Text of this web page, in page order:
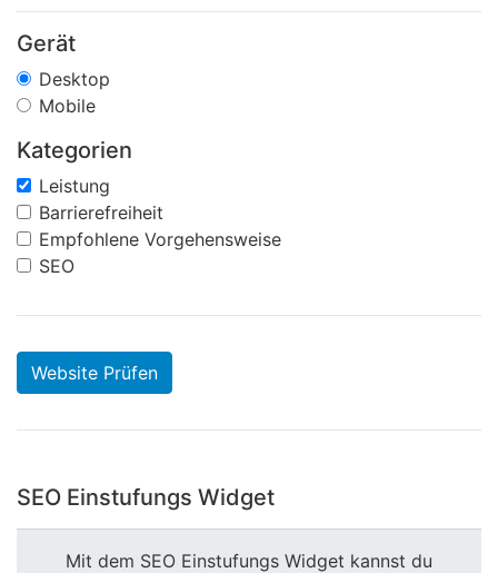
Gerät
Desktop
Mobile
Kategorien
Leistung
Barrierefreiheit
Empfohlene Vorgehensweise
SEO
Website Prüfen
SEO Einstufungs Widget
Mit dem SEO Einstufungs Widget kannst du